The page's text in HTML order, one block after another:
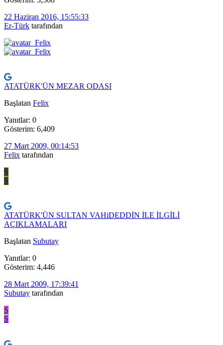
22 Haziran 2016, 15:55:33
Er-Türk tarafından
ATATÜRK'ÜN MEZAR ODASI
Başlatan Felix
Yanıtlar: 0
Gösterim: 6,409
27 Mart 2009, 00:14:53
Felix tarafından
S
S
ATATÜRK'ÜN SULTAN VAHiDEDDİN İLE İLGİLİ
AÇIKLAMALARI
Başlatan Subutay
Yanıtlar: 0
Gösterim: 4,446
28 Mart 2009, 17:39:41
Subutay tarafından
S
S